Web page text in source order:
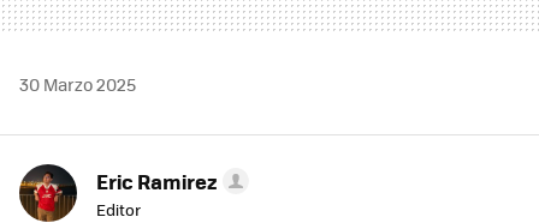
30 Marzo 2025
Eric Ramirez
Editor